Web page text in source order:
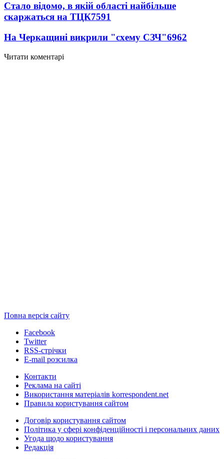
Стало відомо, в якій області найбільше
скаржаться на ТЦК7591
На Черкащині викрили "схему СЗЧ"6962
Читати коментарі
Повна версія сайту
Facebook
Twitter
RSS-стрічки
E-mail розсилка
Контакти
Реклама на сайті
Використання матеріалів korrespondent.net
Правила користування сайтом
Договір користування сайтом
Політика у сфері конфіденційності і персональних даних
Угода щодо користування
Редакція